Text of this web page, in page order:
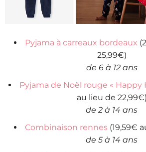
Pyjama à carreaux bordeaux
25,99€)
de 6 à 12 ans
Pyjama de Noël rouge « Happy
au lieu de 22,99€)
de 2 à 14 ans
Combinaison rennes (19,59€
de 5 à 14 ans